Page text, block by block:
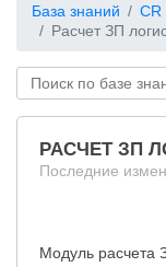
База знаний CR
Расчет ЗП
РАСЧЕТ ЗП
Последние
Модуль расчета